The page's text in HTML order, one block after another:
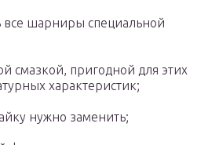
все шарниры специальной
смазкой, пригодной для этих
характеристик;
нужно заменить;